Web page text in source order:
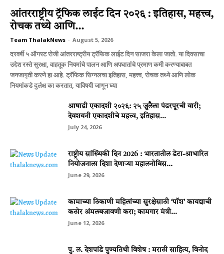
आंतरराष्ट्रीय ट्रॅफिक लाईट दिन २०२६ : इतिहास, महत्त्व,
रोचक तथ्ये आणि...
Team ThalakNews - August 5, 2026
दरवर्षी ५ ऑगस्ट रोजी आंतरराष्ट्रीय ट्रॅफिक लाईट दिन साजरा केला जातो. या दिवसाचा
उद्देश रस्ते सुरक्षा, वाहतूक नियमांचे पालन आणि अपघातांचे प्रमाण कमी करण्याबाबत
जनजागृती करणे हा आहे. ट्रॅफिक सिग्नलचा इतिहास, महत्त्व, रोचक तथ्ये आणि लोक
नियमांकडे दुर्लक्ष का करतात, याविषयी जाणून घ्या
आषाढी एकादशी २०२६: २५ जुलैला पंढरपूरची वारी;
देवशयनी एकादशीचे महत्त्व, इतिहास...
July 24, 2026
राष्ट्रीय सांख्यिकी दिन 2026 : भारतातील डेटा-आधारित
नियोजनाला दिशा देणाऱ्या महालनोबिस...
June 29, 2026
कामाच्या ठिकाणी महिलांच्या सुरक्षेसाठी ‘पॉश’ कायद्याची
कठोर अंमलबजावणी करा; कामगार मंत्री...
June 12, 2026
पु. ल. देशपांडे पुण्यतिथी विशेष : मराठी साहित्य, विनोद